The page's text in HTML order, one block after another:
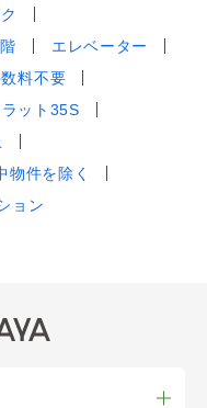
エレベーター
料不要
ット35S
物件を除く
ョン